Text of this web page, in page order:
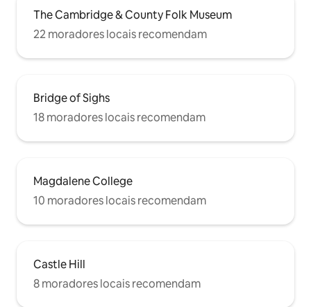
The Cambridge & County Folk Museum
22 moradores locais recomendam
Bridge of Sighs
18 moradores locais recomendam
Magdalene College
10 moradores locais recomendam
Castle Hill
8 moradores locais recomendam